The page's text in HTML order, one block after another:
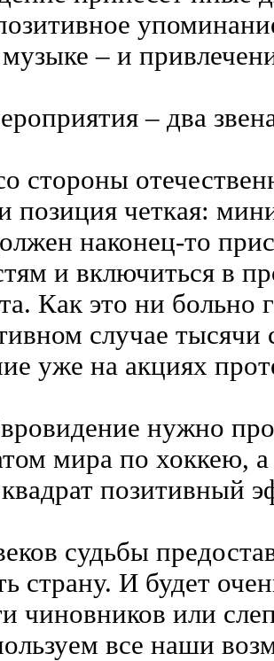
– и
– два
стороны
позиция четкая:
наконец-то
и включиться в
Как это ни больно
случае
уже на акциях
нужно
мира по хоккею,
квадрат позитивный
судьбы
страну. И будет
чиновников или
все наши